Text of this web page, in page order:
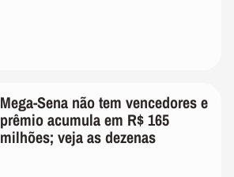
Mega-Sena não tem vencedores e
prêmio acumula em R$ 165
milhões; veja as dezenas